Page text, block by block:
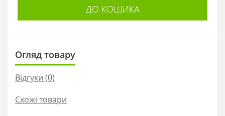
ДО КОШИКА
Огляд товару
Відгуки (0)
Схожі товари